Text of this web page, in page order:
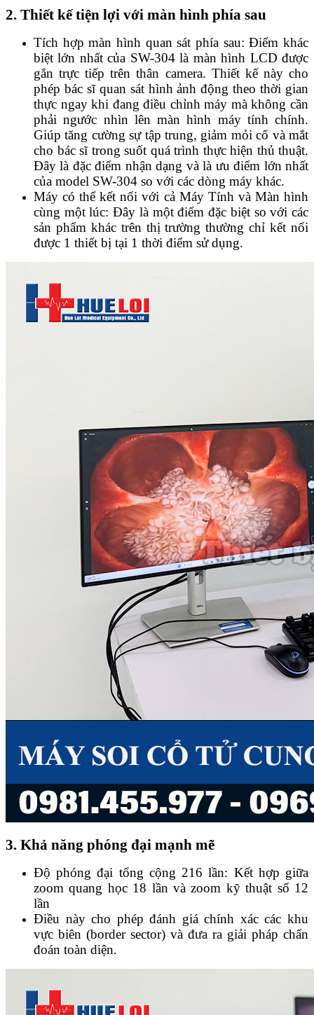
2. Thiết kế tiện lợi với màn hình phía sau
Tích hợp màn hình quan sát phía sau: Điểm khác
biệt lớn nhất của SW-304 là màn hình LCD được
gắn trực tiếp trên thân camera. Thiết kế này cho
phép bác sĩ quan sát hình ảnh động theo thời gian
thực ngay khi đang điều chỉnh máy mà không cần
phải ngước nhìn lên màn hình máy tính chính.
Giúp tăng cường sự tập trung, giảm mỏi cổ và mắt
cho bác sĩ trong suốt quá trình thực hiện thủ thuật.
Đây là đặc điểm nhận dạng và là ưu điểm lớn nhất
của model SW-304 so với các dòng máy khác.
Máy có thể kết nối với cả Máy Tính và Màn hình
cùng một lúc: Đây là một điểm đặc biệt so với các
sản phẩm khác trên thị trường thường chỉ kết nối
được 1 thiết bị tại 1 thời điểm sử dụng.
3. Khả năng phóng đại mạnh mẽ
Độ phóng đại tổng cộng 216 lần: Kết hợp giữa
zoom quang học 18 lần và zoom kỹ thuật số 12
lần
Điều này cho phép đánh giá chính xác các khu
vực biên (border sector) và đưa ra giải pháp chẩn
đoán toàn diện.